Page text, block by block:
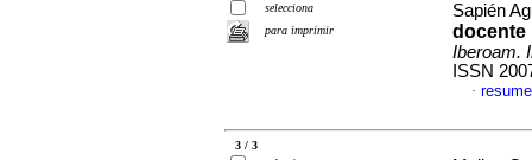
selecciona
para imprimir
Sapién
docente
Iberoam.
ISSN
·
3 / 3